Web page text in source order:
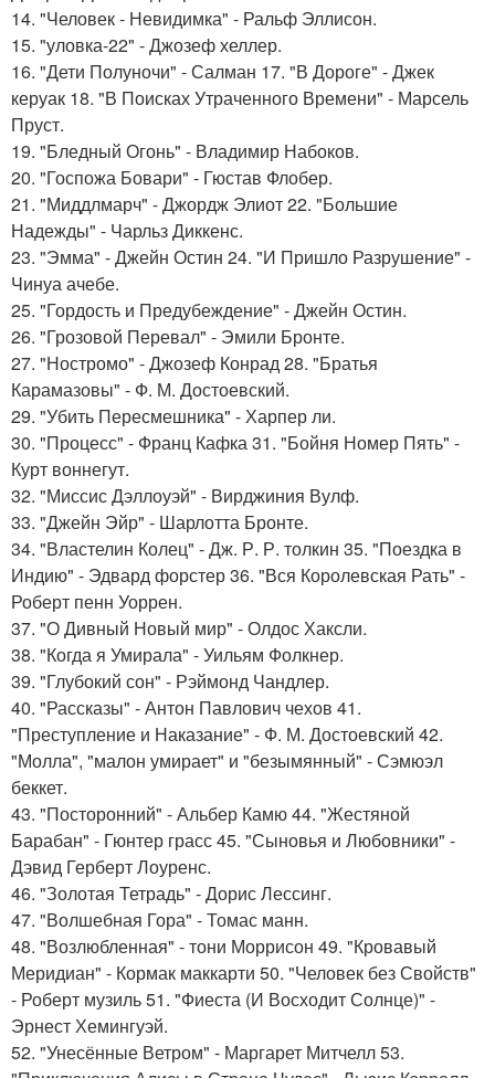
14. "Человек - Невидимка" - Ральф Эллисон.
15. "уловка-22" - Джозеф хеллер.
16. "Дети Полуночи" - Салман 17. "В Дороге" - Джек
керуак 18. "В Поисках Утраченного Времени" - Марсель
Пруст.
19. "Бледный Огонь" - Владимир Набоков.
20. "Госпожа Бовари" - Гюстав Флобер.
21. "Миддлмарч" - Джордж Элиот 22. "Большие
Надежды" - Чарльз Диккенс.
23. "Эмма" - Джейн Остин 24. "И Пришло Разрушение" -
Чинуа ачебе.
25. "Гордость и Предубеждение" - Джейн Остин.
26. "Грозовой Перевал" - Эмили Бронте.
27. "Ностромо" - Джозеф Конрад 28. "Братья
Карамазовы" - Ф. М. Достоевский.
29. "Убить Пересмешника" - Харпер ли.
30. "Процесс" - Франц Кафка 31. "Бойня Номер Пять" -
Курт воннегут.
32. "Миссис Дэллоуэй" - Вирджиния Вулф.
33. "Джейн Эйр" - Шарлотта Бронте.
34. "Властелин Колец" - Дж. Р. Р. толкин 35. "Поездка в
Индию" - Эдвард форстер 36. "Вся Королевская Рать" -
Роберт пенн Уоррен.
37. "О Дивный Новый мир" - Олдос Хаксли.
38. "Когда я Умирала" - Уильям Фолкнер.
39. "Глубокий сон" - Рэймонд Чандлер.
40. "Рассказы" - Антон Павлович чехов 41.
"Преступление и Наказание" - Ф. М. Достоевский 42.
"Молла", "малон умирает" и "безымянный" - Сэмюэл
беккет.
43. "Посторонний" - Альбер Камю 44. "Жестяной
Барабан" - Гюнтер грасс 45. "Сыновья и Любовники" -
Дэвид Герберт Лоуренс.
46. "Золотая Тетрадь" - Дорис Лессинг.
47. "Волшебная Гора" - Томас манн.
48. "Возлюбленная" - тони Моррисон 49. "Кровавый
Меридиан" - Кормак маккарти 50. "Человек без Свойств"
- Роберт музиль 51. "Фиеста (И Восходит Солнце)" -
Эрнест Хемингуэй.
52. "Унесённые Ветром" - Маргарет Митчелл 53.